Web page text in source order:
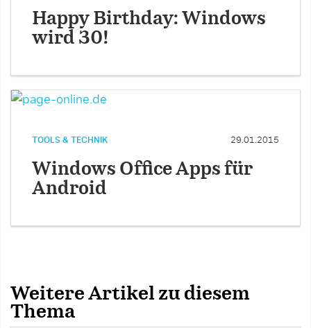
Happy Birthday: Windows
wird 30!
TOOLS & TECHNIK 29.01.2015
Windows Office Apps für
Android
Weitere Artikel zu diesem
Thema